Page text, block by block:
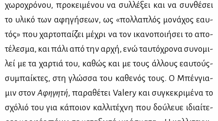
χω­ρο­χρό­νου, προ­κει­μέ­νου να συλ­λέ­ξει και να συν­θέ­σει
το υλι­κό των αφη­γή­σε­ων, ως «πολ­λα­πλός μο­νά­χος εαυ­
τός» που χαρ­το­παί­ζει μέ­χρι να τον ικα­νο­ποι­ή­σει το απο­
τέ­λε­σμα, και πά­λι από την αρ­χή, ενώ ταυ­τό­χρο­να συ­νο­μι­
λεί με τα χαρ­τιά του, κα­θώς και με τους άλ­λους εαυ­τούς-
συ­μπαί­κτες, στη γλώσ­σα του κα­θε­νός τους. Ο Μπέν­για­
μιν στονΑφη­γη­τή, πα­ρα­θέ­τει Valery και συ­γκε­κρι­μέ­να το
σχό­λιό του για κά­ποιον καλ­λι­τέ­χνη που δού­λευε ιδιαί­τε­